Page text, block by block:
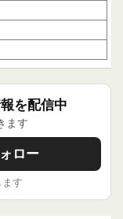
を配信中
ます
ロー
す